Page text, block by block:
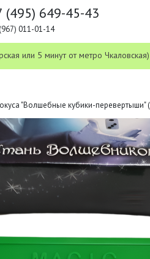
(495) 649-45-43
011-01-14
или 5 минут от метро
"Волшебные кубики-перевертыши"